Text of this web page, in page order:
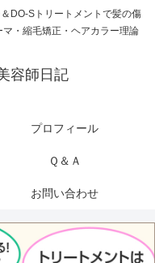
DO-Sトリートメントで髪の傷
・縮毛矯正・ヘアカラー理論
容師日記
プロフィール
Ｑ＆Ａ
お問い合わせ